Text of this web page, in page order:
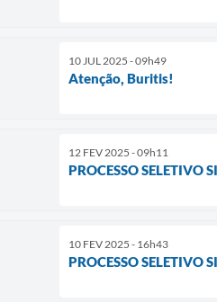
10 JUL 2025 - 09h49
Atenção, Buritis!
12 FEV 2025 - 09h11
PROCESSO SELETIVO
10 FEV 2025 - 16h43
PROCESSO SELETIVO